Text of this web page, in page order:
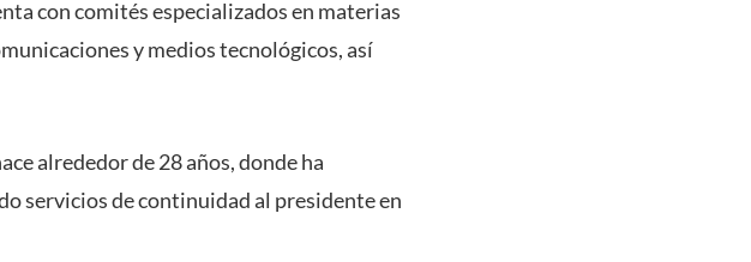
con comités especializados en materias
y medios tecnológicos, así
alrededor de 28 años, donde ha
servicios de continuidad al presidente en